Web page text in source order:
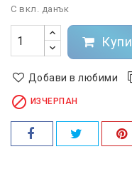
С вкл. данък
Купи
Добави в любими
 ИЗЧЕРПАН